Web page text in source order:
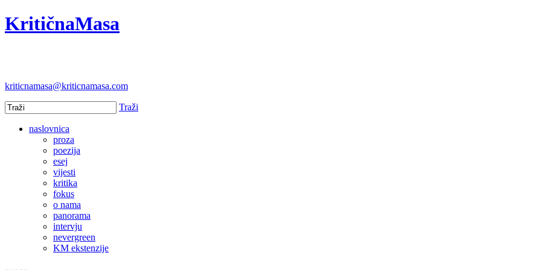
KritičnaMasa
kriticnamasa@kriticnamasa.com
Traži
naslovnica
proza
poezija
esej
vijesti
kritika
fokus
o nama
panorama
intervju
nevergreen
KM ekstenzije